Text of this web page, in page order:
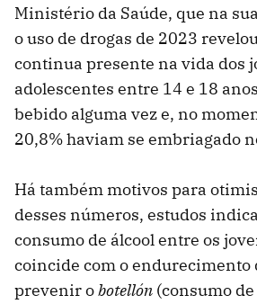
Ministério da Saúde, que na
o uso de drogas de 2023
continua presente na vida dos
adolescentes entre 14 e 18
bebido alguma vez e, no
20,8% haviam se embriagado
Há também motivos para
desses números, estudos
consumo de álcool entre os
coincide com o endurecimento
prevenir obotellón (consumo